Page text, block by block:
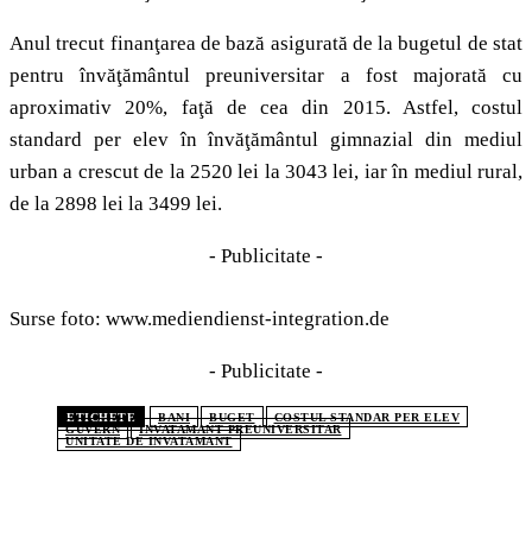
Anul trecut finanţarea de bază asigurată de la bugetul de stat
pentru învăţământul preuniversitar a fost majorată cu
aproximativ 20%, faţă de cea din 2015. Astfel, costul
standard per elev în învăţământul gimnazial din mediul
urban a crescut de la 2520 lei la 3043 lei, iar în mediul rural,
de la 2898 lei la 3499 lei.
- Publicitate -
Surse foto: www.mediendienst-integration.de
- Publicitate -
ETICHETE BANI BUGET
COSTUL STANDAR PER ELEV
GUVERN
INVATAMANT PREUNIVERSITAR
UNITATE DE INVATAMANT